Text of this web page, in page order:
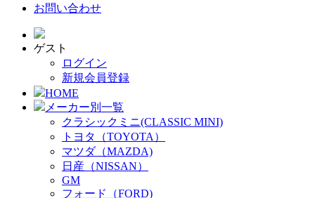
お問い合わせ
ゲスト
ログイン
新規会員登録
HOME
メーカー別一覧
クラシックミニ(CLASSIC MINI)
トヨタ（TOYOTA）
マツダ（MAZDA)
日産（NISSAN）
GM
フォード（FORD)